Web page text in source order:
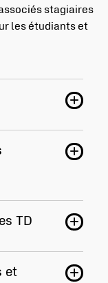
stagiaires
les étudiants et
TD
et